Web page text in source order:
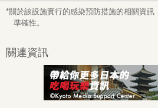
*關於該設施實行的感染預防措施的相關資訊
準確性。
關連資訊